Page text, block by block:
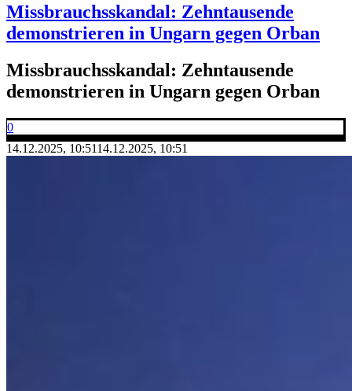
Missbrauchsskandal: Zehntausende
demonstrieren in Ungarn gegen Orban
Missbrauchsskandal: Zehntausende
demonstrieren in Ungarn gegen Orban
0
14.12.2025, 10:5114.12.2025, 10:51